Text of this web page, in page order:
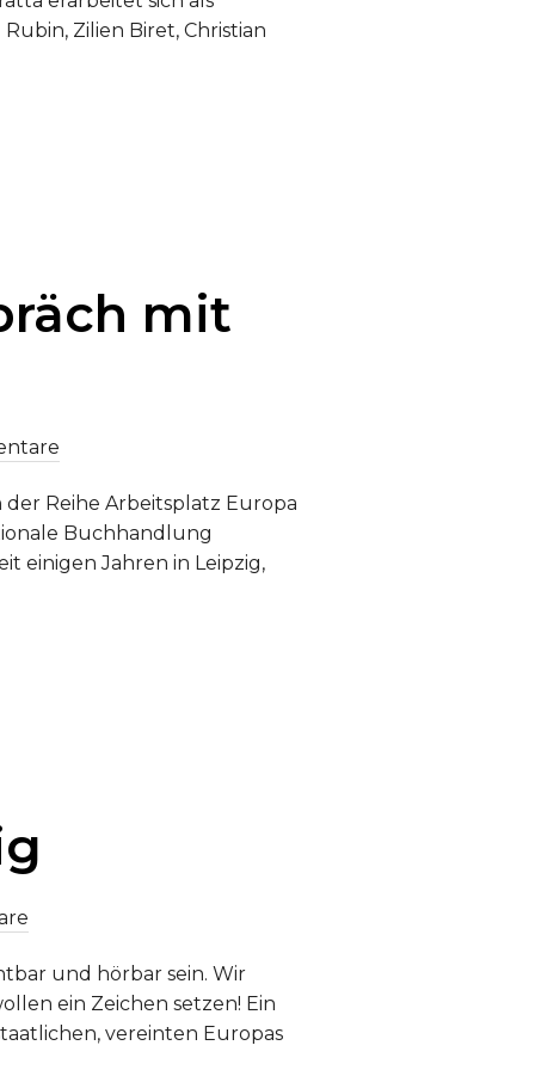
Zilien Biret, Christian
MUSIKPROJEKT AUF SPURENSUCHE IN THRAKIEN“
mit
der Reihe Arbeitsplatz Europa
Buchhandlung
einigen Jahren in Leipzig,
GESPRÄCH MIT LAURE LE CLOAREC“
und hörbar sein. Wir
ein Zeichen setzen! Ein
vereinten Europas